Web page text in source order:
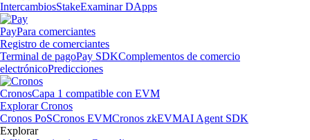
IntercambiosStakeExaminar DApps
PayPara comerciantes
Registro de comerciantes
Terminal de pagoPay SDKComplementos de comercio
electrónicoPredicciones
CronosCapa 1 compatible con EVM
Explorar Cronos
Cronos PoSCronos EVMCronos zkEVMAI Agent SDK
Explorar